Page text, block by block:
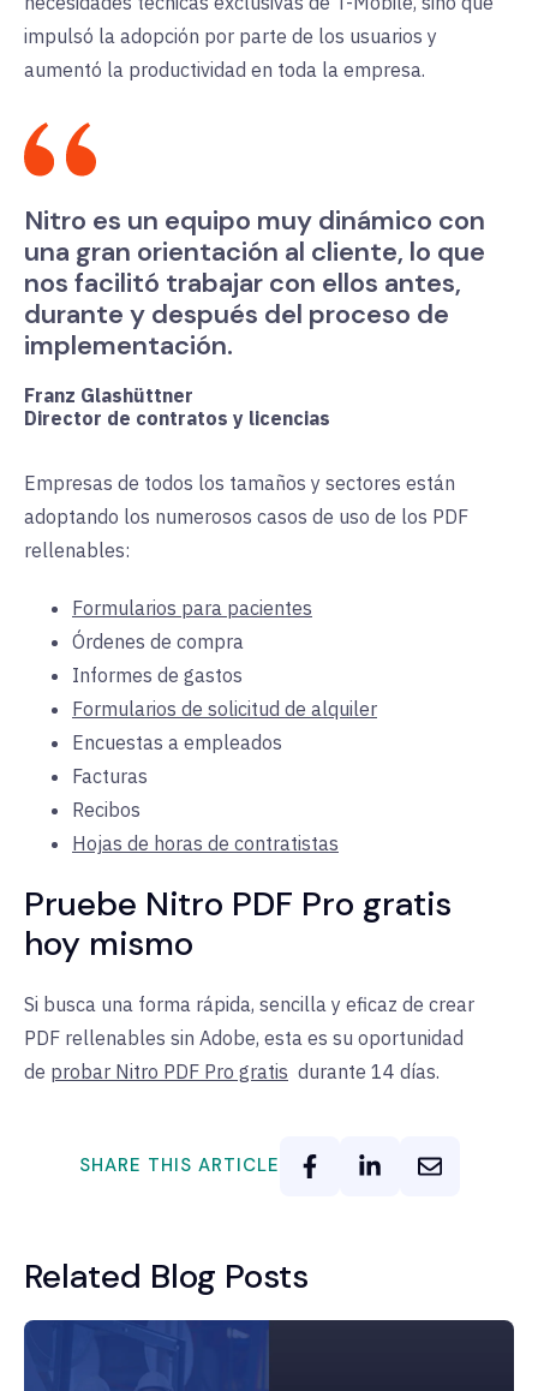
impulsó la adopción por parte de los usuarios y
aumentó la productividad en toda la empresa.
Nitro es un equipo muy dinámico con
una gran orientación al cliente, lo que
nos facilitó trabajar con ellos antes,
durante y después del proceso de
implementación.
Franz Glashüttner
Director de contratos y licencias
Empresas de todos los tamaños y sectores están
adoptando los numerosos casos de uso de los PDF
rellenables:
Formularios para pacientes
Órdenes de compra
Informes de gastos
Formularios de solicitud de alquiler
Encuestas a empleados
Facturas
Recibos
Hojas de horas de contratistas
Pruebe Nitro PDF Pro gratis
hoy mismo
Si busca una forma rápida, sencilla y eficaz de crear
PDF rellenables sin Adobe, esta es su oportunidad
de probar Nitro PDF Pro gratis durante 14 días.
SHARE THIS ARTICLE
Related Blog Posts